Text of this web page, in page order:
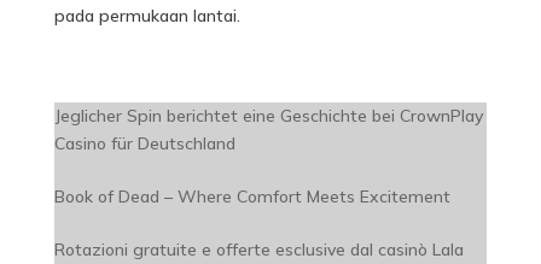
pada permukaan lantai.
Jeglicher Spin berichtet eine Geschichte bei CrownPlay
Casino für Deutschland
Book of Dead – Where Comfort Meets Excitement
Rotazioni gratuite e offerte esclusive dal casinò Lala